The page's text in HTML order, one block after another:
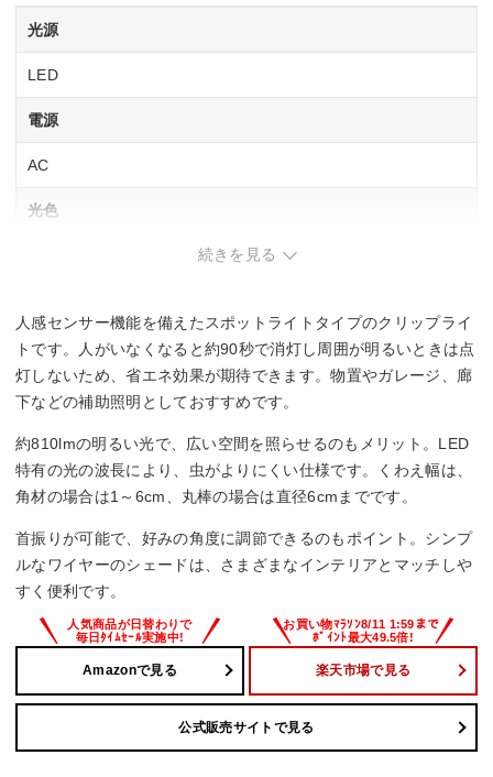
光源
LED
電源
AC
光色
約810 lm
調光機能
–
消費電力
続きを見る
人感センサー機能を備えたスポットライトタイプのクリップライ
トです。人がいなくなると約90秒で消灯し周囲が明るいときは点
灯しないため、省エネ効果が期待できます。物置やガレージ、廊
下などの補助照明としておすすめです。
約810lmの明るい光で、広い空間を照らせるのもメリット。LED
特有の光の波長により、虫がよりにくい仕様です。くわえ幅は、
角材の場合は1～6cm、丸棒の場合は直径6cmまでです。
首振りが可能で、好みの角度に調節できるのもポイント。シンプ
ルなワイヤーのシェードは、さまざまなインテリアとマッチしや
すく便利です。
Amazonで見る 楽天市場で見る
公式販売サイトで見る